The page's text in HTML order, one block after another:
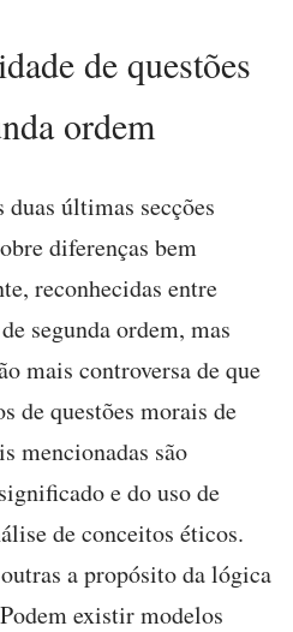
de questões
ordem
últimas secções
diferenças bem
reconhecidas entre
segunda ordem, mas
mais controversa de que
de questões morais de
mencionadas são
e do uso de
de conceitos éticos.
a propósito da lógica
existir modelos